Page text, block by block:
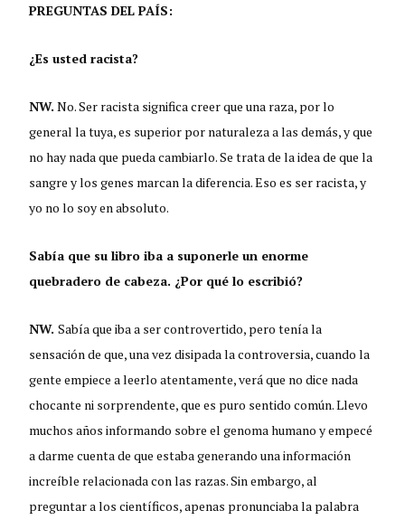
PREGUNTAS DEL PAÍS:
¿Es usted racista?
NW. No. Ser racista significa creer que una raza, por lo
general la tuya, es superior por naturaleza a las demás, y que
no hay nada que pueda cambiarlo. Se trata de la idea de que la
sangre y los genes marcan la diferencia. Eso es ser racista, y
yo no lo soy en absoluto.
Sabía que su libro iba a suponerle un enorme
quebradero de cabeza. ¿Por qué lo escribió?
NW.Sabía que iba a ser controvertido, pero tenía la
sensación de que, una vez disipada la controversia, cuando la
gente empiece a leerlo atentamente, verá que no dice nada
chocante ni sorprendente, que es puro sentido común. Llevo
muchos años informando sobre el genoma humano y empecé
a darme cuenta de que estaba generando una información
increíble relacionada con las razas. Sin embargo, al
preguntar a los científicos, apenas pronunciaba la palabra